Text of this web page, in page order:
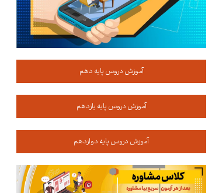
آموزش دروس پایه دهم
آموزش دروس پایه یازدهم
آموزش دروس پایه دوازدهم